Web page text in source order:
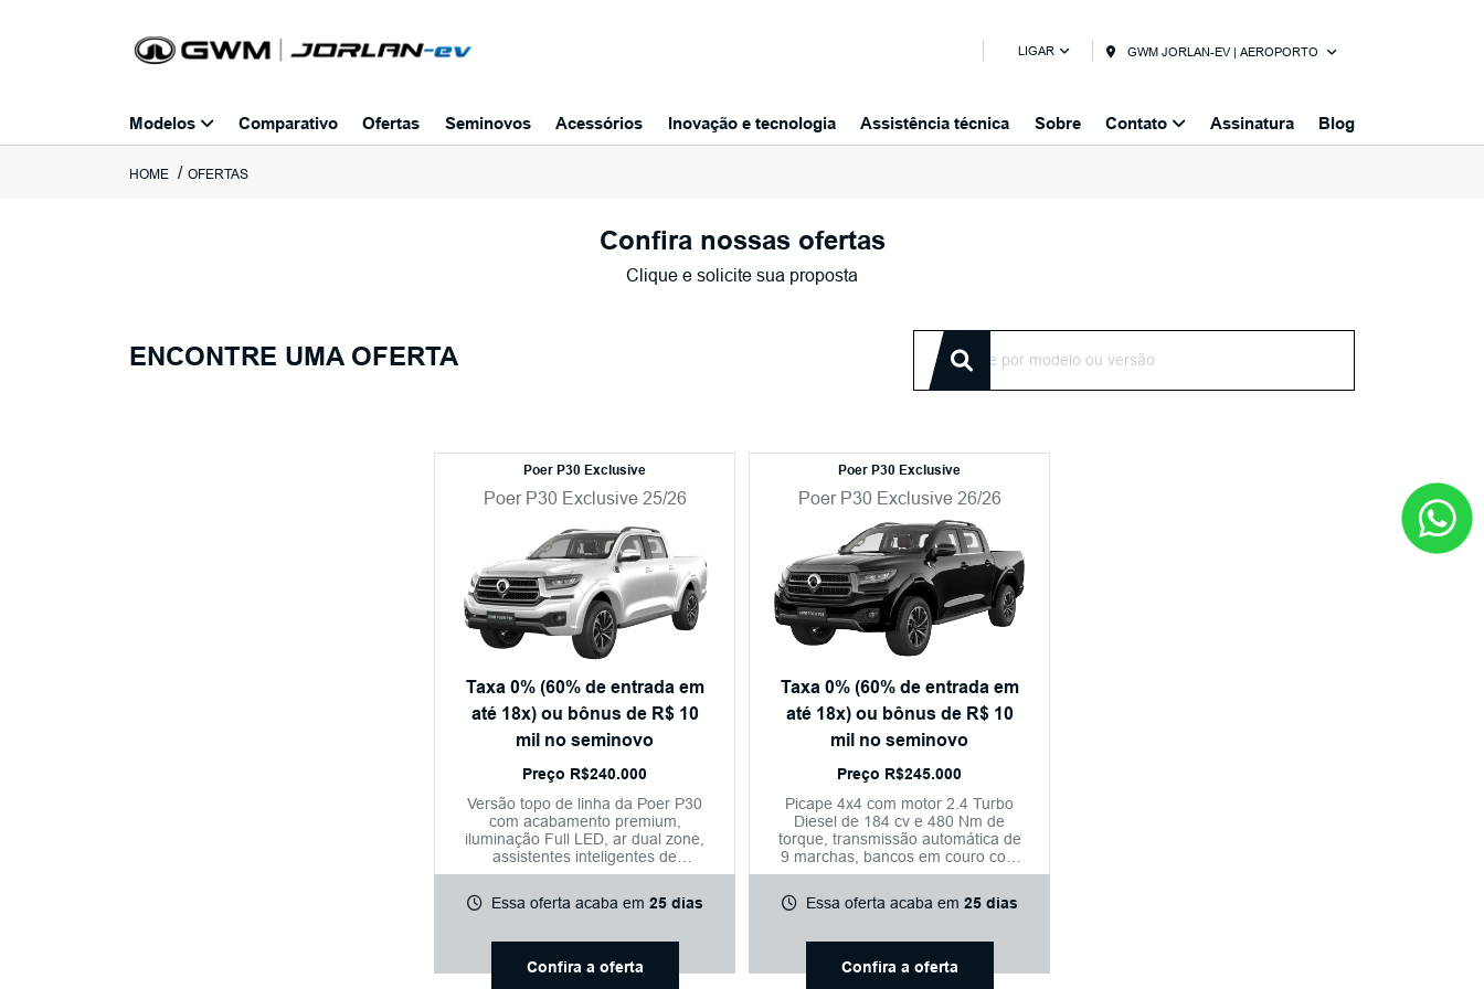
LIGAR GWM JORLAN-EV | AEROPORTO
Modelos Comparativo Ofertas Seminovos Acessórios Inovação e tecnologia Assistência técnica Sobre Contato Assinatura Blog
HOME OFERTAS
Confira nossas ofertas
Clique e solicite sua proposta
ENCONTRE UMA OFERTA
Poer P30 Exclusive
Poer P30 Exclusive 25/26
Taxa 0% (60% de entrada em
até 18x) ou bônus de R$ 10
mil no seminovo
Preço R$240.000
Versão topo de linha da Poer P30
com acabamento premium,
iluminação Full LED, ar dual zone,
assistentes inteligentes de
condução, bancos elétricos e
pacote completo de conectividade e
segurança.
Essa oferta acaba em 25 dias
Confira a oferta
Poer P30 Exclusive
Poer P30 Exclusive 26/26
Taxa 0% (60% de entrada em
até 18x) ou bônus de R$ 10
mil no seminovo
Preço R$245.000
Picape 4x4 com motor 2.4 Turbo
Diesel de 184 cv e 480 Nm de
torque, transmissão automática de
9 marchas, bancos em couro com
ajustes elétricos, aquecimento e
ventilação, tela multimídia de 14,6",
câmera 360° e condução
Essa oferta acaba em 25 dias
Confira a oferta